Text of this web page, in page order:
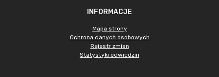
INFORMACJE
Mapa strony
Ochrona danych osobowych
Rejestr zmian
Statystyki odwiedzin